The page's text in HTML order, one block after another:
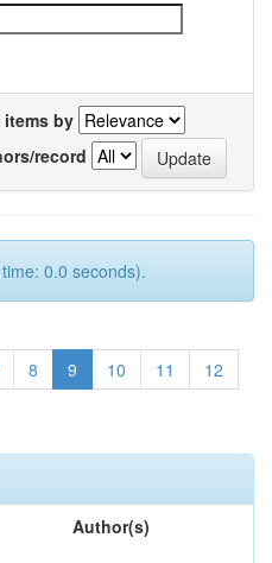
items by
record
0.0 seconds).
8 9 10 11
12
Author(s)